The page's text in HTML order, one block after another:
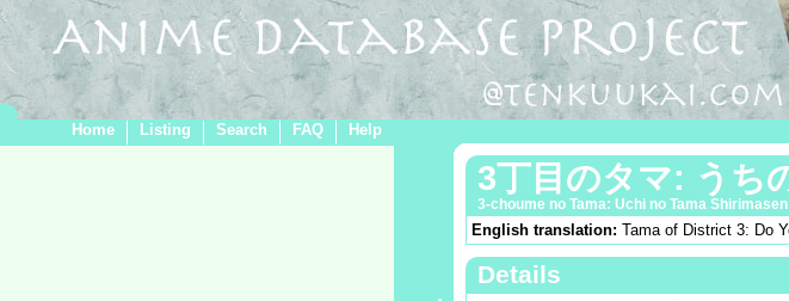
Home Listing Search FAQ Help
3丁目のタマ: うち
3-choume no Tama: Uchi no Tama
English translation: Tama of District 3: Do
Details